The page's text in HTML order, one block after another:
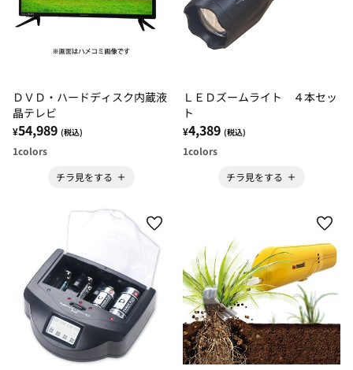
ＤＶＤ・ハードディスク内蔵液
晶テレビ
¥54,989 (税込)
1colors
チラ見をする
ＬＥＤズームライト ４本セッ
ト
¥4,389 (税込)
1colors
チラ見をする